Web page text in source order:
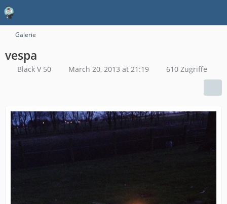
Galerie
vespa
Black V 50 March 20, 2013 at 21:19 610 Zugriffe